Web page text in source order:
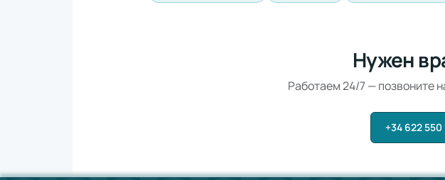
Нужен
Работаем 24/7 — позвоните
+34 622 550